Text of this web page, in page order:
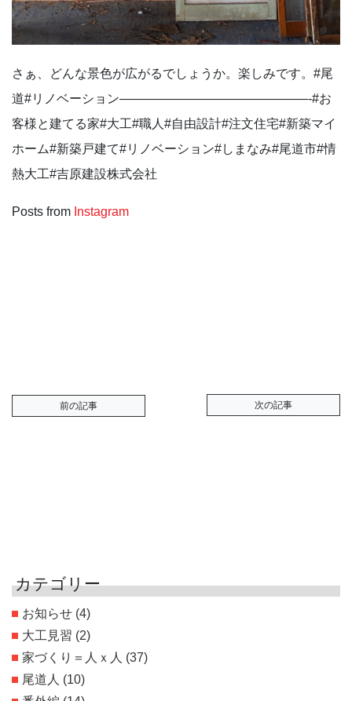
さぁ、どんな景色が広がるでしょうか。楽しみです。⁡#尾
道#リノベーション———————————————-#お
客様と建てる家#大工#職人#自由設計#注文住宅#新築マイ
ホーム#新築戸建て#リノベーション#しまなみ#尾道市#情
熱大工#吉原建設株式会社
Posts from Instagram
前の記事 次の記事
カテゴリー
お知らせ (4)
大工見習 (2)
家づくり＝人ｘ人 (37)
尾道人 (10)